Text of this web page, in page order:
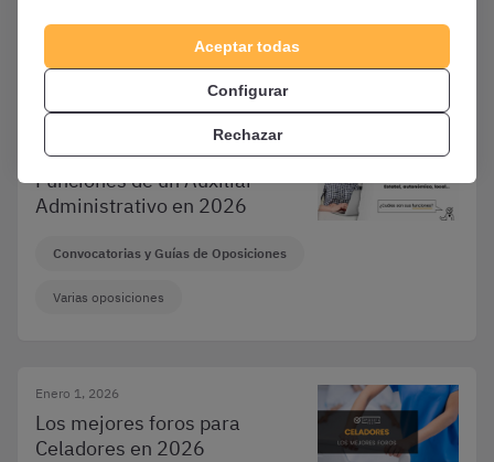
Enero 1, 2026
Funciones de un Auxiliar
Administrativo en 2026
Convocatorias y Guías de Oposiciones
Varias oposiciones
Enero 1, 2026
Los mejores foros para
Celadores en 2026
Aceptar todas
Configurar
Rechazar